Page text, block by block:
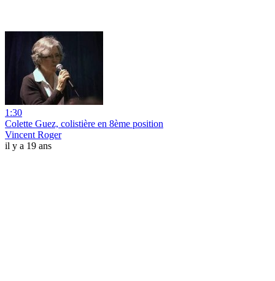
1:30
Colette Guez, colistière en 8ème position
Vincent Roger
il y a 19 ans